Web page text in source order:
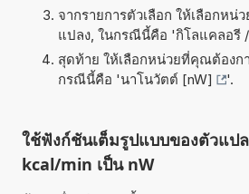
จากรายการตัวเลือก ให้เลือกห
แปลง, ในกรณีนี้คือ 'กิโลแคลอรี
สุดท้าย ให้เลือกหน่วยที่คุณต้องก
กรณีนี้คือ 'นาโนวัตต์ [nW] '.
ใช้ฟังก์ชันเต็มรูปแบบของตัวแป
kcal/min เป็น nW